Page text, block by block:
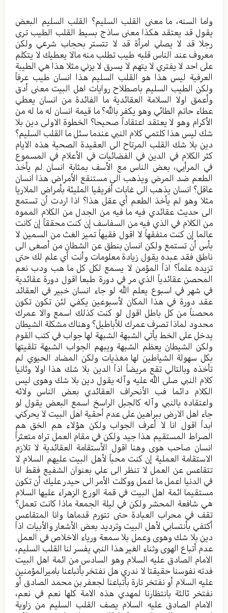
واما السنه، ما معنى القلب السليم؟ القلب السليم البعض
يقول قد يعتقد هكذا معنى ساذج بسيط القلب الطيب ترى
رجلا قد لا يصلي امرأة قد لا تتستر بحجاب شرعي ولكن
معروف عند الناس قلبه طيب تطلب منه مالا يعطيك لا يتكلم
على احد لا يفتري لا يتهم لا يسرق لا يزني مثلا هذا هي الطيبة
العرفية ليس هذا هو القلب السليم هذا انسان طيب عرفاً
ولكن الطيب السليم باصطلاح روايات اهل البيت معنى أدق
وأعمق اولا السلامة العقائدية ما الفائدة من انسان يعطي
عطاء حاتم الطائي وهو يكفر بالله؟ ما قيمة انسان له ما له من
الأكرام وهو لا يعتقد اعتقاداً صحيحا؟ الخطوة الاولى دين بلا
شك ليس هذا كلتمي كلام النبي عندما سئل ما القلب السليم؟
دين بلا شك القلب المرتاح الى العقيدة الصحية هذه الايام
كثر الكلام في الدين في الفضائيات في الأعلام في المسموع
في المرأيي، بعض الناس مع الأسف بمثابة انسان لم يأخذ
الطعم ضد المرض ويذهب الى مستنقع الأمراض هذا انسان
عاقل؟ انسان يذهب الى غابات أفريقيا المليئة بأمراض الملاريا
مثلا وهو لم يأخذ الطعم أي عقل هذا؟ اذا اردت أن تستمع
الى حديث عقائدي فيه ما فيه من الجدل من الكلام المموه
من الكلام في الذي فيه من السفاسف إن كنت محققاً إن كانت
عالما إن كنت متفقهاً لا اقول فقيهاً تميز الغث من السمين لا
بأس أن تستمع ولكن انسان بنطق عن الشطان من أصغى الى
ناطق فقد عبده يقول زيادة معلومات وأنت أي علم لك حتى
تزيده علماً؟ اذاً المؤمن لا يسمع لكل كل ما هب ودب نعم
المحصن عقائدياً الذي مر في دورة طبعا اقول دورة عقائدية
في شهر في اسبوع يعلم الله لو جاء انسان خبير في العقائد
عقد دورة في هذا المكان لأسبوعين يكفي لئن تكون تكون
محصناً من كل باطل اقول لو كنت كذلك اسمع والا عمرك
محدود لماذا تصرف عمرك للأباطيل؟ وهناك مشكلة الشيطان
يدخل على الخط يأتي الشبهة الشبهة لها جواب في كتب القوم
ولكن الشيطان يعظم الشبهة ويبهم الجواب الشبهة تلقيتها
بكل سهولة الشياطين لها مغذيات ولكن المضاد الحيوي لم
تأخذه وبالتالي تقع مريضاً اذاً الدين بلا شك هذا اولا وثانيا
كلام النبي صلى الله عليه وآله يقول دين بلا شك وهوى ليس
الكلام دائما فب الأنحراف العقائدي بعض الناس ولائه
واعتقاده بالنبي وآله كالجبل الراسخ اسمع البعض يقول لو
جاء اهل الارض ببراهين على عدم أحقية اهل البيت لا يحركني
ابداً اقول انا لا أعرف الجواب ولكن هؤلاء هم الخق هم
الصراط المستقيم هذا جيد ولكن في مقام العمل تراه متعثراً
انسان صاحب هوى وهنا اقول الأستقامة العقائدية لا تلازم
الاستقامة العملية إن كنت محباً لأهل البيت عليهم السلام لا
تتقاعس عن العمل لا تنظر الى علي بعنوان الشفيع فقط انا
في الدنيا اعمل ما اعمل ووكلت الأمر الى حيدر عليك أن تكون
مستقيما ائمة اهل البيت في قمة الورع الزهراء عليها السلام
هي شافعة المحشر ولكن في ليلة الجمعة ماذا كانت تعمل؟
تقف في محراب العبادة حتى تتورم قدماها وانا المتقاعس
أكتفي بأنتسابي لأهل البيت وترديد بعض الأشعار والأبيات اذاً
دين بلا شك وهوى وعمل بلا سمعة ورياء الاخلاص في العمل
عدم أتباع الهوى وثناء الغير هذا النبي يفسر لنا القلب السليم،
الامام الصادق عليه السلام وهو السادس من ائمة اهل البيت
فدته نفوسنا حقيقتا لا ندري هل نفتخر بأتباعنا باميرالمؤمنين
عليه السلام أو نفتخر تارة بأتباعنا لجعفر بن محمد الصادق أو
نفتخر ثالثة بانتظارنا لمهدي هذه الامة كلها نعم في نعم،
الامام الصادق عليه السلام يصف القلب السليم من زاوية